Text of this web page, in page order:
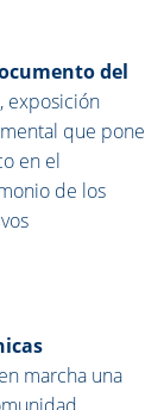
del
, exposición
que pone
en el
de los
marcha una